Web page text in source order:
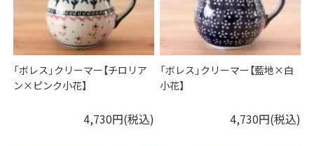
「ボレス」クリーマー【チロリア
ン×ピンク小花】
4,730円(税込)
「ボレス」クリーマー【藍地×白
小花】
4,730円(税込)